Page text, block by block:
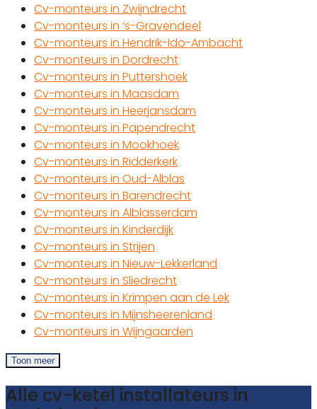
Cv-monteurs in Zwijndrecht
Cv-monteurs in ‘s-Gravendeel
Cv-monteurs in Hendrik-Ido-Ambacht
Cv-monteurs in Dordrecht
Cv-monteurs in Puttershoek
Cv-monteurs in Maasdam
Cv-monteurs in Heerjansdam
Cv-monteurs in Papendrecht
Cv-monteurs in Mookhoek
Cv-monteurs in Ridderkerk
Cv-monteurs in Oud-Alblas
Cv-monteurs in Barendrecht
Cv-monteurs in Alblasserdam
Cv-monteurs in Kinderdijk
Cv-monteurs in Strijen
Cv-monteurs in Nieuw-Lekkerland
Cv-monteurs in Sliedrecht
Cv-monteurs in Krimpen aan de Lek
Cv-monteurs in Mijnsheerenland
Cv-monteurs in Wijngaarden
Toon meer
Alle cv-ketel installateurs in